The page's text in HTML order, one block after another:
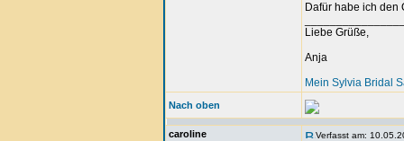
Dafür habe ich den
Liebe Grüße,
Anja
Mein Sylvia Bridal
Nach oben
caroline Verfasst am: